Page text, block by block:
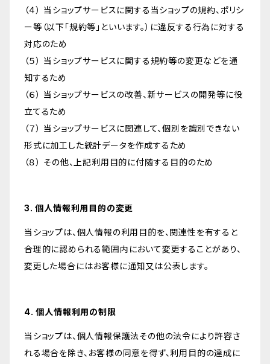
（４） 当ショップサービスに関する当ショップの規約、ポリシ
ー等（以下「規約等」といいます。）に違反する行為に対する
対応のため
（５） 当ショップサービスに関する規約等の変更などを通
知するため
（６） 当ショップサービスの改善、新サービスの開発等に役
立てるため
（７） 当ショップサービスに関連して、個別を識別できない
形式に加工した統計データを作成するため
（８） その他、上記利用目的に付随する目的のため
3. 個人情報利用目的の変更
当ショップは、個人情報の利用目的を、関連性を有すると
合理的に認められる範囲内において変更することがあり、
変更した場合にはお客様に通知又は公表します。
4. 個人情報利用の制限
当ショップは、個人情報保護法その他の法令により許容さ
れる場合を除き、お客様の同意を得ず、利用目的の達成に